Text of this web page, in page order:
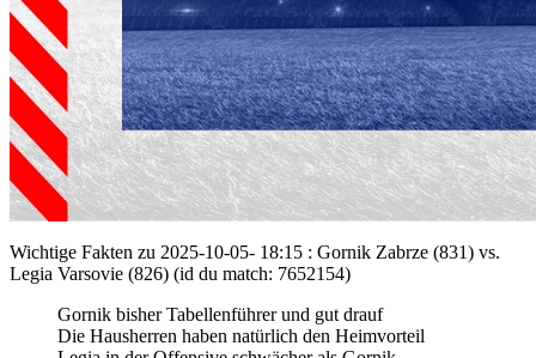
Wichtige Fakten zu 2025-10-05- 18:15 : Gornik Zabrze (831) vs.
Legia Varsovie (826) (id du match: 7652154)
Gornik bisher Tabellenführer und gut drauf
Die Hausherren haben natürlich den Heimvorteil